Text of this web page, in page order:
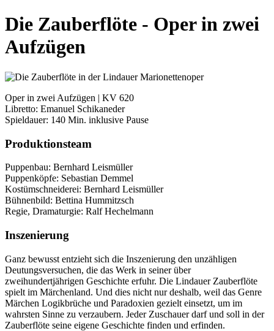
Die Zauberflöte - Oper in zwei
Aufzügen
Oper in zwei Aufzügen | KV 620
Libretto: Emanuel Schikaneder
Spieldauer: 140 Min. inklusive Pause
Produktionsteam
Puppenbau: Bernhard Leismüller
Puppenköpfe: Sebastian Demmel
Kostümschneiderei: Bernhard Leismüller
Bühnenbild: Bettina Hummitzsch
Regie, Dramaturgie: Ralf Hechelmann
Inszenierung
Ganz bewusst entzieht sich die Inszenierung den unzähligen
Deutungsversuchen, die das Werk in seiner über
zweihundertjährigen Geschichte erfuhr. Die Lindauer Zauberflöte
spielt im Märchenland. Und dies nicht nur deshalb, weil das Genre
Märchen Logikbrüche und Paradoxien gezielt einsetzt, um im
wahrsten Sinne zu verzaubern. Jeder Zuschauer darf und soll in der
Zauberflöte seine eigene Geschichte finden und erfinden.